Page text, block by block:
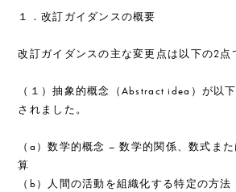
１．改訂ガイダンスの概要
改訂ガイダンスの主な変更点は以下の2点
（１）抽象的概念（Abstract idea）が以
されました。
（a）数学的概念 – 数学的関係、数式ま
算
（b）人間の活動を組織化する特定の方